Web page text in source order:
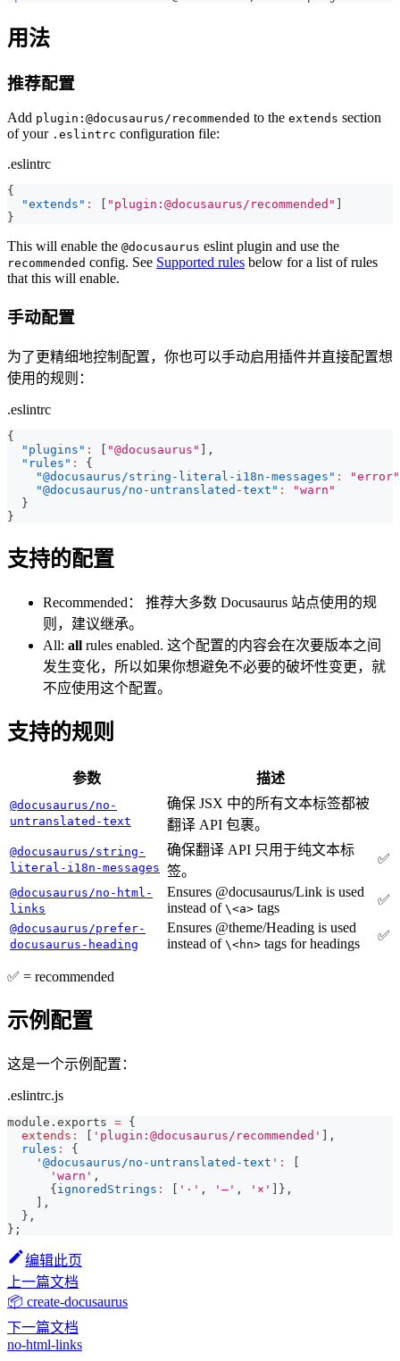
用法
推荐配置
Add plugin:@docusaurus/recommended to the extends section
of your .eslintrc configuration file:
.eslintrc
{
"extends" : "plugin:@docusaurus/recommended"
}
This will enable the @docusaurus eslint plugin and use the
recommended config. See Supported rules below for a list of rules
that this will enable.
手动配置
为了更精细地控制配置，你也可以手动启用插件并直接配置想
使用的规则：
.eslintrc
{
"plugins" : "@docusaurus"
,
"rules" :
{
"@docusaurus/string-literal-i18n-messages" :
"error"
"@docusaurus/no-untranslated-text" :
"warn"
}
}
支持的配置
Recommended： 推荐大多数 Docusaurus 站点使用的规
则，建议继承。
All: all rules enabled. 这个配置的内容会在次要版本之间
发生变化，所以如果你想避免不必要的破坏性变更，就
不应使用这个配置。
支持的规则
参数 描述
@docusaurus/no-
untranslated-text
确保 JSX 中的所有文本标签都被
翻译 API 包裹。
@docusaurus/string-
literal-i18n-messages
确保翻译 API 只用于纯文本标
签。
✅
@docusaurus/no-html-
links
Ensures @docusaurus/Link is used
instead of \<a> tags
✅
@docusaurus/prefer-
docusaurus-heading
Ensures @theme/Heading is used
instead of \<hn> tags for headings
✅
✅ = recommended
示例配置
这是一个示例配置：
.eslintrc.js
module . exports = {
extends : 'plugin:@docusaurus/recommended'
,
rules :
{
'@docusaurus/no-untranslated-text' :
'warn' ,
{ ignoredStrings : '·' , '—' , '×' } ,
,
} ,
} ;
编辑此页
上一篇文档
📦 create-docusaurus
下一篇文档
no-html-links